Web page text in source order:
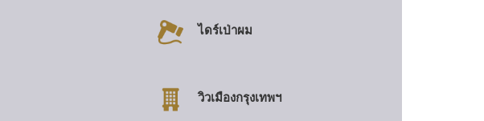
ไดร์เป่าผม
วิวเมืองกรุงเทพฯ